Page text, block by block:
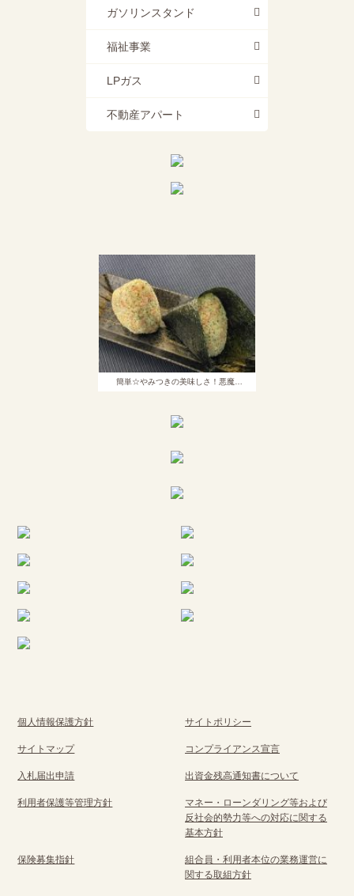
ガソリンスタンド
福祉事業
LPガス
不動産アパート
簡単☆やみつきの美味しさ！悪魔…
個人情報保護方針 サイトポリシー
サイトマップ コンプライアンス宣言
入札届出申請 出資金残高通知書について
利用者保護等管理方針
マネー・ローンダリング等および
反社会的勢力等への対応に関する
基本方針
保険募集指針
組合員・利用者本位の業務運営に
関する取組方針